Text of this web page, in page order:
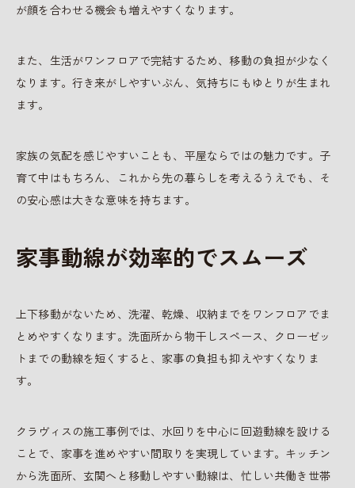
が顔を合わせる機会も増えやすくなります。
また、生活がワンフロアで完結するため、移動の負担が少なく
なります。行き来がしやすいぶん、気持ちにもゆとりが生まれ
ます。
家族の気配を感じやすいことも、平屋ならではの魅力です。子
育て中はもちろん、これから先の暮らしを考えるうえでも、そ
の安心感は大きな意味を持ちます。
家事動線が効率的でスムーズ
上下移動がないため、洗濯、乾燥、収納までをワンフロアでま
とめやすくなります。洗面所から物干しスペース、クローゼッ
トまでの動線を短くすると、家事の負担も抑えやすくなりま
す。
クラヴィスの施工事例では、水回りを中心に回遊動線を設ける
ことで、家事を進めやすい間取りを実現しています。キッチン
から洗面所、玄関へと移動しやすい動線は、忙しい共働き世帯